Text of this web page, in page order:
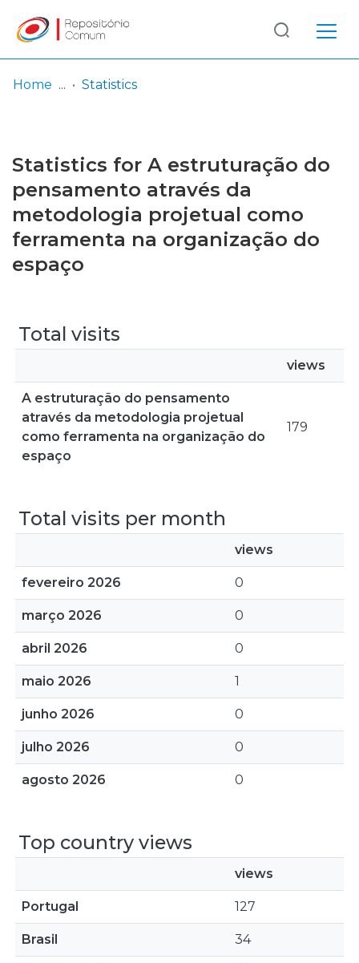
Browse repository
Entities
Log
In
(current)
Home Statistics
Statistics for A estruturação do
pensamento através da
metodologia projetual como
ferramenta na organização do
espaço
Total visits
views
A estruturação do pensamento
através da metodologia projetual
como ferramenta na organização do
espaço
179
Total visits per month
views
fevereiro 2026 0
março 2026 0
abril 2026 0
maio 2026 1
junho 2026 0
julho 2026 0
agosto 2026 0
Top country views
views
Portugal 127
Brasil 34